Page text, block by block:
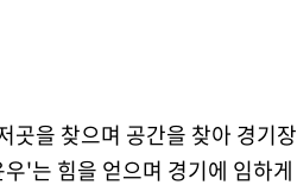
곳을 찾으며 공간을 찾아 경기장
'는 힘을 얻으며 경기에 임하게